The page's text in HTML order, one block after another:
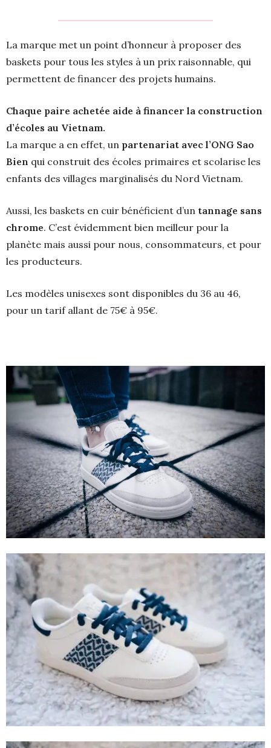
La marque met un point d’honneur à proposer des
baskets pour tous les styles à un prix raisonnable, qui
permettent de financer des projets humains.
Chaque paire achetée aide à financer la construction
d’écoles au Vietnam.
La marque a en effet, un partenariat avec l’ONG Sao
Bien qui construit des écoles primaires et scolarise les
enfants des villages marginalisés du Nord Vietnam.
Aussi, les baskets en cuir bénéficient d’un tannage sans
chrome. C’est évidemment bien meilleur pour la
planète mais aussi pour nous, consommateurs, et pour
les producteurs.
Les modèles unisexes sont disponibles du 36 au 46,
pour un tarif allant de 75€ à 95€.